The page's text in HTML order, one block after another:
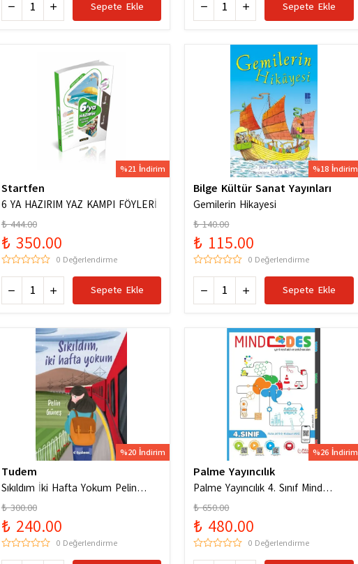
Sepete Ekle Sepete Ekle
%21 İndirim
Startfen
6 YA HAZIRIM YAZ KAMPI FÖYLERİ
₺ 444.00
₺ 350.00
0 Değerlendirme
Sepete Ekle
%18 İndirim
Bilge Kültür Sanat Yayınları
Gemilerin Hikayesi
₺ 140.00
₺ 115.00
0 Değerlendirme
Sepete Ekle
%20 İndirim
Tudem
Sıkıldım İki Hafta Yokum Pelin
Güneş
₺ 300.00
₺ 240.00
0 Değerlendirme
%26 İndirim
Palme Yayıncılık
Palme Yayıncılık 4. Sınıf Mind
Codes Yeni Nesil Akıl ve Zeka
Soruları
₺ 650.00
₺ 480.00
0 Değerlendirme